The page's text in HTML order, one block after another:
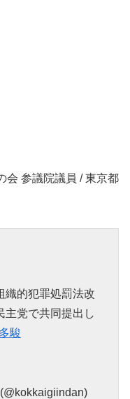
会 参議院議員 / 東京都
織的犯罪処罰法改
主党で共同提出し
駿